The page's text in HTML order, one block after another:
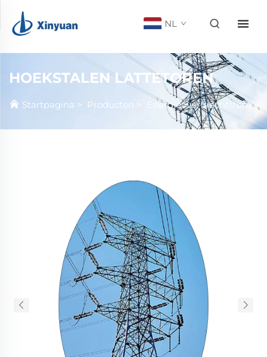
NL
HOEKSTALEN LATTETOREN
Startpagina > Producten > Energieoverdrachtstoren